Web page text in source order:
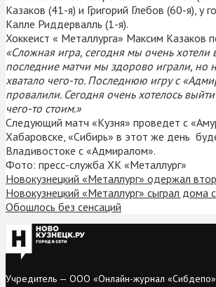
Казаков (41-я) и Григорий Глебов (60-я), у
Калле Риддервалль (1-я).
Хоккеист « Металлурга» Максим Казаков
«Сложная игра, сегодня мы очень хотели
последние матчи мы здорово играли, но
хватало чего-то. Последнюю игру с
провалили. Сегодня очень хотелось
чего-то стоим.»
Следующий матч «Кузня» проведет с
Хабаровске, «Сибирь» в этот же день
Владивостоке с «Адмиралом».
Фото: пресс-служба ХК «Металлург»
Новокузнецкий «Металлург» одержал
Новокузнецкий «Металлург» сыграл дома
Обошлось без сенсаций
Учредитель — ООО «Онлайн-журнал